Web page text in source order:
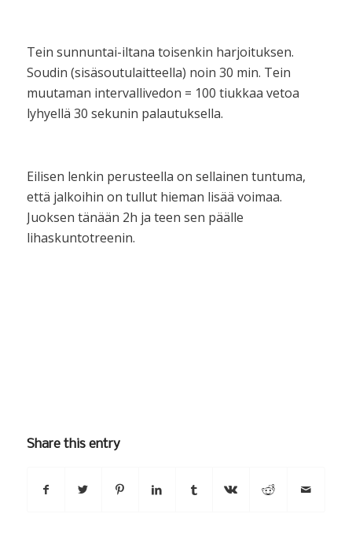
Tein sunnuntai-iltana toisenkin harjoituksen.
Soudin (sisäsoutulaitteella) noin 30 min. Tein
muutaman intervallivedon = 100 tiukkaa vetoa
lyhyellä 30 sekunin palautuksella.
Eilisen lenkin perusteella on sellainen tuntuma,
että jalkoihin on tullut hieman lisää voimaa.
Juoksen tänään 2h ja teen sen päälle
lihaskuntotreenin.
Share this entry